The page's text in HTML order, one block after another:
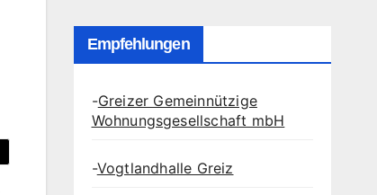
Empfehlungen
-Greizer Gemeinnützige
Wohnungsgesellschaft mbH
-Vogtlandhalle Greiz